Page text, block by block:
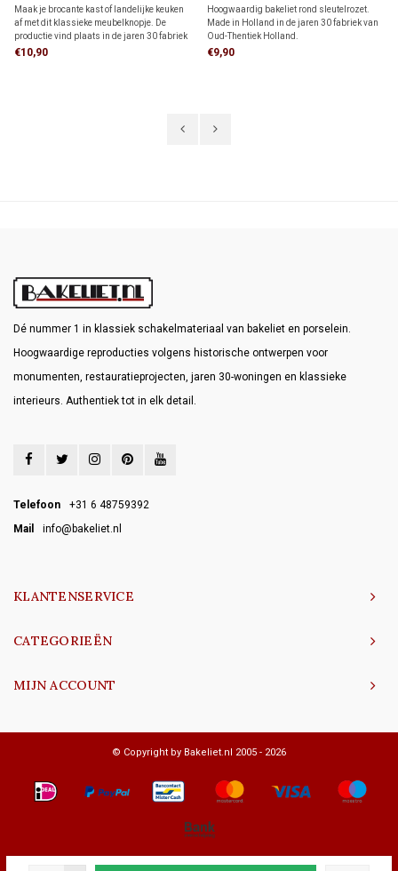
1930
Maak je brocante kast of landelijke keuken
af met dit klassieke meubelknopje. De
productie vind plaats in de jaren 30 fabriek
van Oud-Thentiek Holland op een
€10,90
Hoogwaardig bakeliet rond sleutelrozet.
Made in Holland in de jaren 30 fabriek van
Oud-Thentiek Holland.
€9,90
Dé nummer 1 in klassiek schakelmateriaal van bakeliet en porselein.
Hoogwaardige reproducties volgens historische ontwerpen voor
monumenten, restauratieprojecten, jaren 30-woningen en klassieke
interieurs. Authentiek tot in elk detail.
Telefoon
+31 6 48759392
Mail
info@bakeliet.nl
KLANTENSERVICE
CATEGORIEËN
MIJN ACCOUNT
© Copyright by Bakeliet.nl 2005 - 2026